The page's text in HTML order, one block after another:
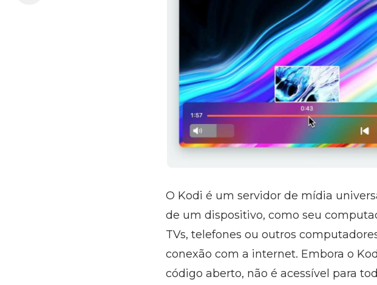
O Kodi é um servidor de mídia
de um dispositivo, como seu
TVs, telefones ou outros
conexão com a internet. Embora o
código aberto, não é acessível para